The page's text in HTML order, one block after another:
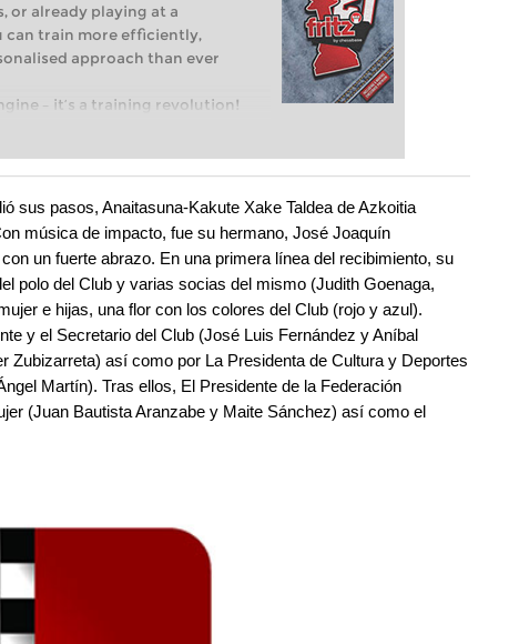
or already playing at a
can train more efficiently,
approach than ever
– it’s a training revolution!
into the world of club chess,
a more personalised
sus pasos, Anaitasuna-Kakute Xake Taldea de Azkoitia
música de impacto, fue su hermano, José Joaquín
un fuerte abrazo. En una primera línea del recibimiento, su
polo del Club y varias socias del mismo (Judith Goenaga,
e hijas, una flor con los colores del Club (rojo y azul).
y el Secretario del Club (José Luis Fernández y Aníbal
Zubizarreta) así como por La Presidenta de Cultura y Deportes
Martín). Tras ellos, El Presidente de la Federación
(Juan Bautista Aranzabe y Maite Sánchez) así como el